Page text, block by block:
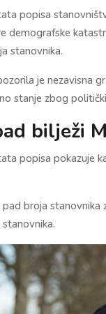
popisa
demografske
stanovnika.
je nezavisna
stanje zbog
bilježi
popisa pokazuje
broja stanovnika